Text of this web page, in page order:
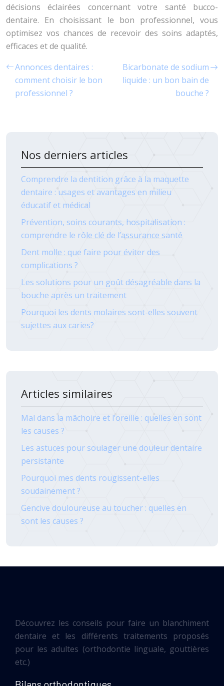
décisions éclairées concernant votre santé bucco-
dentaire. En choisissant le bon professionnel, vous
optimisez vos chances de recevoir des soins adaptés,
efficaces et de qualité.
Annonces dentaires :
comment choisir le bon
professionnel ?
Bicarbonate de sodium
liquide : un bon bain de
bouche ?
Nos derniers articles
Comprendre la dentition grâce à la maquette
dentaire : usages et avantages en milieu
éducatif et médical
Prévention, soins courants, hospitalisation :
comprendre le rôle clé de l’assurance santé
Dent molle : que faire pour éviter des
complications ?
Les solutions pour un goût désagréable dans la
bouche après un traitement
Pourquoi les dents molaires sont-elles souvent
sujettes aux caries?
Articles similaires
Mal dans la mâchoire et l’oreille : quelles en sont
les causes ?
Les astuces pour soulager une douleur dentaire
persistante
Pourquoi mes dents rougissent-elles
soudainement ?
Gencive douloureuse au toucher : quelles en
sont les causes ?
Découvrez les conseils pour faire un blanchiment
dentaire et les différents traitements proposés
pour les adultes (orthodontie linguale, gouttières
etc.)